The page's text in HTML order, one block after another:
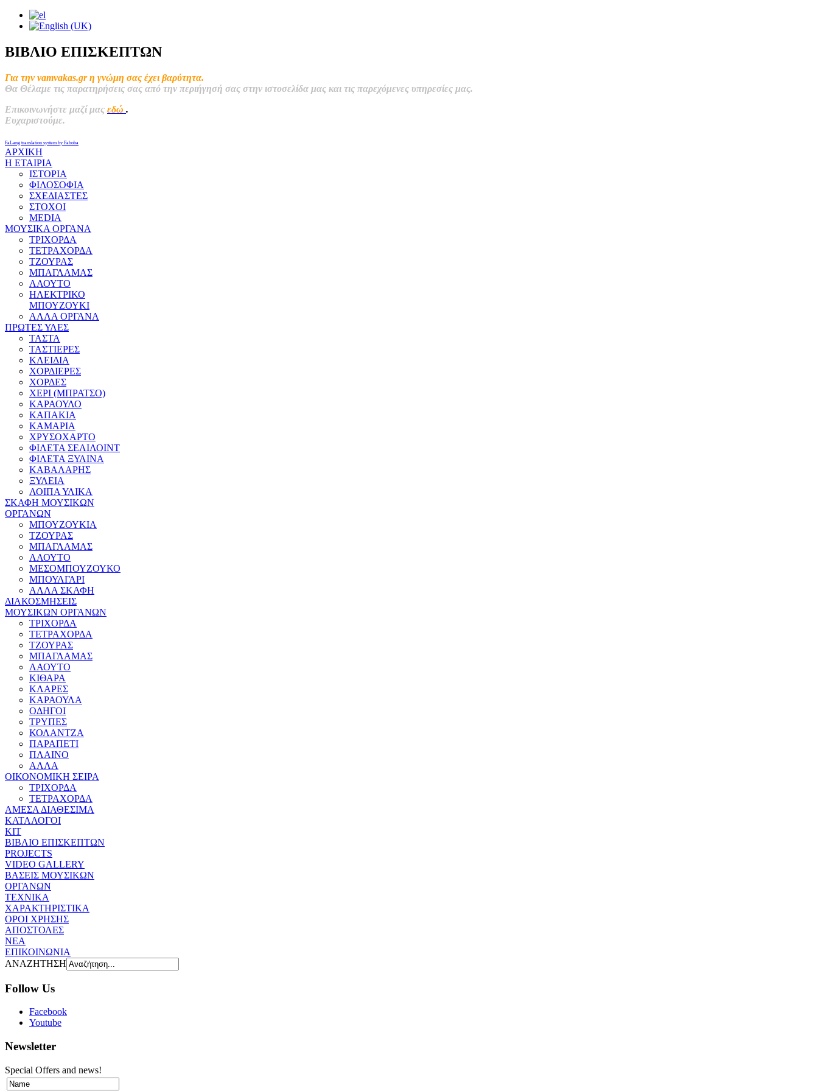
ΒΙΒΛΙΟ ΕΠΙΣΚΕΠΤΩΝ
Για την vamvakas.gr η γνώμη σας έχει βαρύτητα.
Θα Θέλαμε τις παρατηρήσεις σας από την περιήγησή σας στην ιστοσελίδα μας και τις παρεχόμενες υπηρεσίες μας.
Επικοινωνήστε μαζί μας εδώ .
Ευχαριστούμε.
FaLang translation system by Faboba
ΑΡΧΙΚΗ
Η ΕΤΑΙΡΙΑ
ΙΣΤΟΡΙΑ
ΦΙΛΟΣΟΦΙΑ
ΣΧΕΔΙΑΣΤΕΣ
ΣΤΟΧΟΙ
MEDIA
ΜΟΥΣΙΚΑ ΟΡΓΑΝΑ
ΤΡΙΧΟΡΔΑ
ΤΕΤΡΑΧΟΡΔΑ
ΤΖΟΥΡΑΣ
ΜΠΑΓΛΑΜΑΣ
ΛΑΟΥΤΟ
ΗΛΕΚΤΡΙΚΟ
ΜΠΟΥΖΟΥΚΙ
ΑΛΛΑ ΟΡΓΑΝΑ
ΠΡΩΤΕΣ ΥΛΕΣ
ΤΑΣΤΑ
ΤΑΣΤΙΕΡΕΣ
ΚΛΕΙΔΙΑ
ΧΟΡΔΙΕΡΕΣ
ΧΟΡΔΕΣ
ΧΕΡΙ (ΜΠΡΑΤΣΟ)
ΚΑΡΑΟΥΛΟ
ΚΑΠΑΚΙΑ
ΚΑΜΑΡΙΑ
ΧΡΥΣΟΧΑΡΤΟ
ΦΙΛΕΤΑ ΣΕΛΙΛΟΙΝΤ
ΦΙΛΕΤΑ ΞΥΛΙΝΑ
ΚΑΒΑΛΑΡΗΣ
ΞΥΛΕΙΑ
ΛΟΙΠΑ ΥΛΙΚΑ
ΣΚΑΦΗ ΜΟΥΣΙΚΩΝ
ΟΡΓΑΝΩΝ
ΜΠΟΥΖΟΥΚΙΑ
ΤΖΟΥΡΑΣ
ΜΠΑΓΛΑΜΑΣ
ΛΑΟΥΤΟ
ΜΕΣΟΜΠΟΥΖΟΥΚΟ
ΜΠΟΥΛΓΑΡΙ
ΑΛΛΑ ΣΚΑΦΗ
ΔΙΑΚΟΣΜΗΣΕΙΣ
ΜΟΥΣΙΚΩΝ ΟΡΓΑΝΩΝ
ΤΡΙΧΟΡΔΑ
ΤΕΤΡΑΧΟΡΔΑ
ΤΖΟΥΡΑΣ
ΜΠΑΓΛΑΜΑΣ
ΛΑΟΥΤΟ
ΚΙΘΑΡΑ
ΚΛΑΡΕΣ
ΚΑΡΑΟΥΛΑ
ΟΔΗΓΟΙ
ΤΡΥΠΕΣ
ΚΟΛΑΝΤΖΑ
ΠΑΡΑΠΕΤΙ
ΠΛΑΙΝΟ
ΑΛΛΑ
ΟΙΚΟΝΟΜΙΚΗ ΣΕΙΡΑ
ΤΡΙΧΟΡΔΑ
ΤΕΤΡΑΧΟΡΔΑ
ΑΜΕΣΑ ΔΙΑΘΕΣΙΜΑ
ΚΑΤΑΛΟΓΟΙ
ΚΙΤ
ΒΙΒΛΙΟ ΕΠΙΣΚΕΠΤΩΝ
PROJECTS
VIDEO GALLERY
ΒΑΣΕΙΣ ΜΟΥΣΙΚΩΝ
ΟΡΓΑΝΩΝ
ΤΕΧΝΙΚΑ
ΧΑΡΑΚΤΗΡΙΣΤΙΚΑ
ΟΡΟΙ ΧΡΗΣΗΣ
AΠOΣΤΟΛΕΣ
ΝΕΑ
ΕΠΙΚΟΙΝΩΝΙΑ
ΑΝΑΖΗΤΗΣΗ
Follow Us
Facebook
Youtube
Newsletter
Special Offers and news!